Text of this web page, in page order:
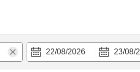
22/08/2026 23/08/